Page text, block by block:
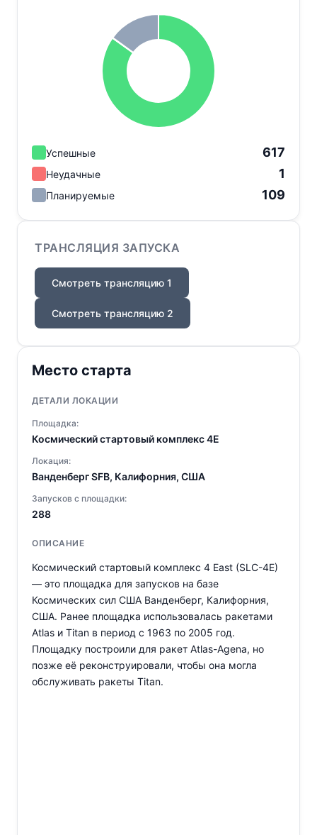
Успешные 617
Неудачные 1
Планируемые 109
ТРАНСЛЯЦИЯ ЗАПУСКА
Смотреть трансляцию 1
Смотреть трансляцию 2
Место старта
ДЕТАЛИ ЛОКАЦИИ
Площадка:
Космический стартовый комплекс 4E
Локация:
Ванденберг SFB, Калифорния, США
Запусков с площадки:
288
ОПИСАНИЕ
Космический стартовый комплекс 4 East (SLC-4E)
— это площадка для запусков на базе
Космических сил США Ванденберг, Калифорния,
США. Ранее площадка использовалась ракетами
Atlas и Titan в период с 1963 по 2005 год.
Площадку построили для ракет Atlas-Agena, но
позже её реконструировали, чтобы она могла
обслуживать ракеты Titan.